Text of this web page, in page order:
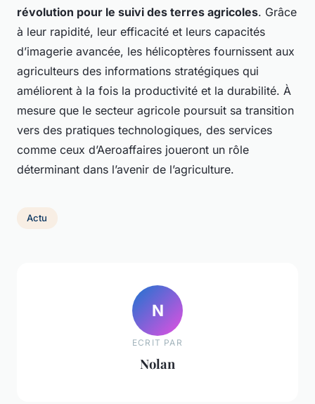
révolution pour le suivi des terres agricoles. Grâce
à leur rapidité, leur efficacité et leurs capacités
d’imagerie avancée, les hélicoptères fournissent aux
agriculteurs des informations stratégiques qui
améliorent à la fois la productivité et la durabilité. À
mesure que le secteur agricole poursuit sa transition
vers des pratiques technologiques, des services
comme ceux d’Aeroaffaires joueront un rôle
déterminant dans l’avenir de l’agriculture.
Actu
N
ECRIT PAR
Nolan